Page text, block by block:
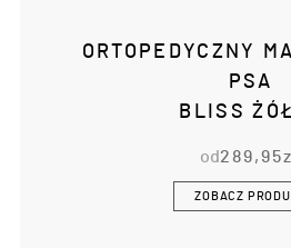
ORTOPEDYCZNY
PSA
BLISS
od 289,95
ZOBACZ